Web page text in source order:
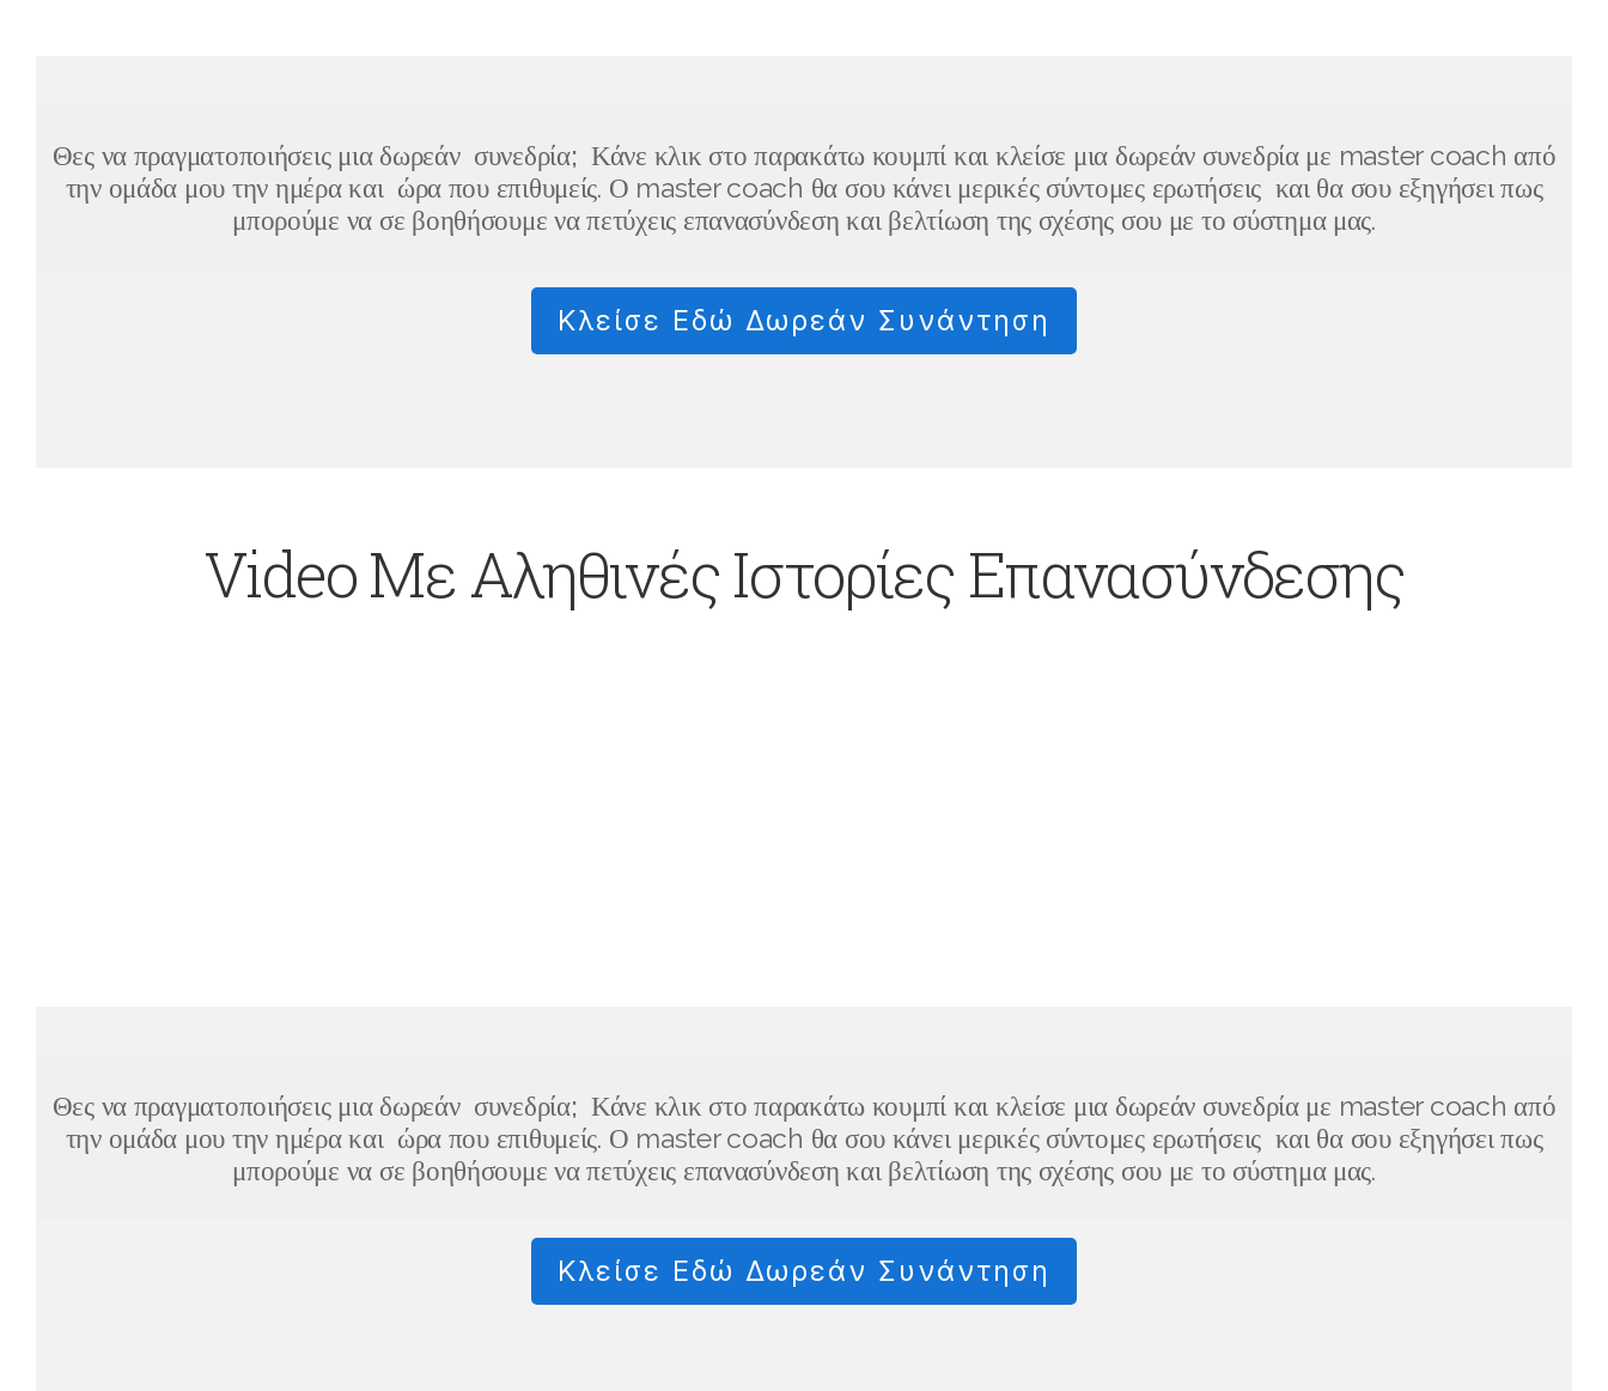
Θες να πραγματοποιήσεις μια δωρεάν συνεδρία; Κάνε κλικ στο παρακάτω κουμπί και κλείσε μια δωρεάν συνεδρία με master coach από
την ομάδα μου την ημέρα και ώρα που επιθυμείς. Ο master coach θα σου κάνει μερικές σύντομες ερωτήσεις και θα σου εξηγήσει πως
μπορούμε να σε βοηθήσουμε να πετύχεις επανασύνδεση και βελτίωση της σχέσης σου με το σύστημα μας.
Κλείσε Εδώ Δωρεάν Συνάντηση
Video Με Αληθινές Ιστορίες Επανασύνδεσης
Θες να πραγματοποιήσεις μια δωρεάν συνεδρία; Κάνε κλικ στο παρακάτω κουμπί και κλείσε μια δωρεάν συνεδρία με master coach από
την ομάδα μου την ημέρα και ώρα που επιθυμείς. Ο master coach θα σου κάνει μερικές σύντομες ερωτήσεις και θα σου εξηγήσει πως
μπορούμε να σε βοηθήσουμε να πετύχεις επανασύνδεση και βελτίωση της σχέσης σου με το σύστημα μας.
Κλείσε Εδώ Δωρεάν Συνάντηση